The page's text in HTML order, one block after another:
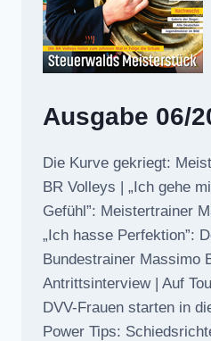
Ausgabe 06/
Die Kurve gekriegt:
BR Volleys | „Ich gehe
Gefühl”: Meistertrainer
„Ich hasse Perfektion”:
Bundestrainer Massimo
Antrittsinterview | Auf
DVV-Frauen starten in
Power Tips: